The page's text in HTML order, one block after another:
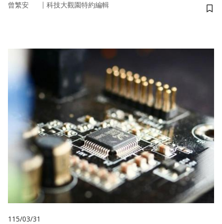
曾繁安 ｜ 科技大觀園特約編輯
儲
115/03/31